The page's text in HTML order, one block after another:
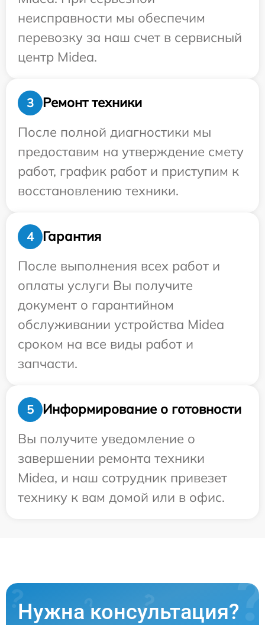
неисправности мы обеспечим
перевозку за наш счет в сервисный
центр Midea.
3
Ремонт техники
После полной диагностики мы
предоставим на утверждение смету
работ, график работ и приступим к
восстановлению техники.
4
Гарантия
После выполнения всех работ и
оплаты услуги Вы получите
документ о гарантийном
обслуживании устройства Midea
сроком на все виды работ и
запчасти.
5
Информирование о готовности
Вы получите уведомление о
завершении ремонта техники
Midea, и наш сотрудник привезет
технику к вам домой или в офис.
Нужна консультация?